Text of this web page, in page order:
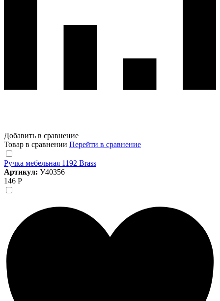
Добавить в сравнение
Товар в сравнении Перейти в сравнение
Ручка мебельная 1192 Brass
Артикул: У40356
146 Р